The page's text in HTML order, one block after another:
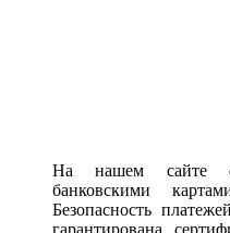
На нашем сайте
банковскими
Безопасность
гарантирована